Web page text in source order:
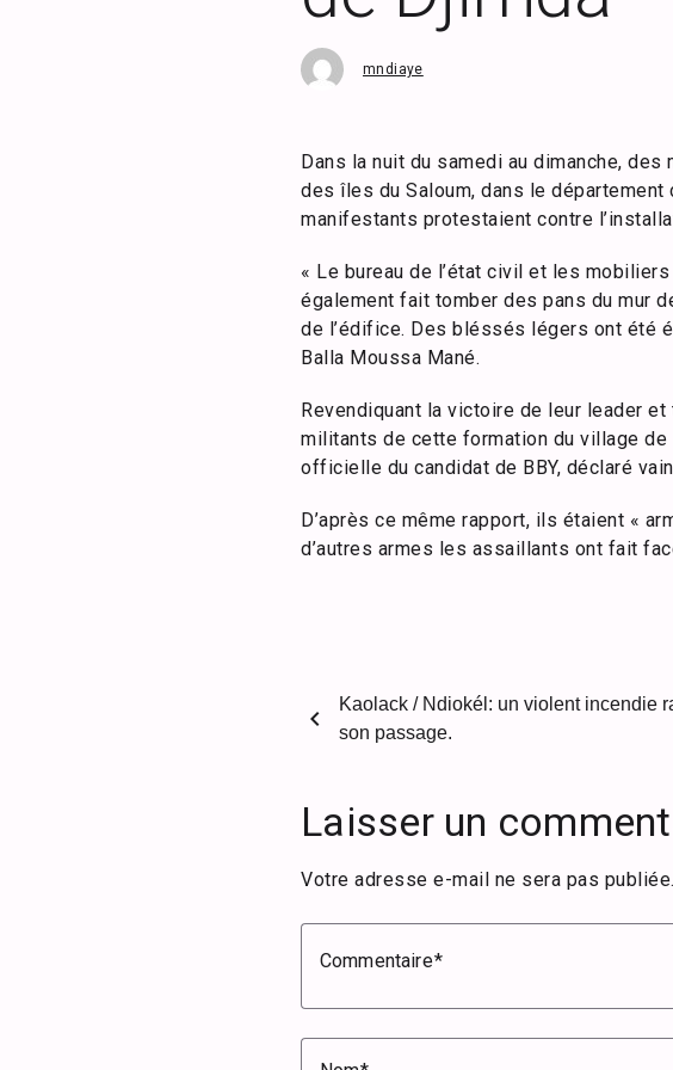
mndiaye
Dans la nuit du samedi au dimanche,
des îles du Saloum, dans le département
manifestants protestaient contre
« Le bureau de l’état civil et les
également fait tomber des pans du mur
de l’édifice. Des bléssés légers ont été
Balla Moussa Mané.
Revendiquant la victoire de leur leader
militants de cette formation du village
officielle du candidat de BBY, déclaré
D’après ce même rapport, ils étaient «
d’autres armes les assaillants ont fait
chevron_left
Kaolack / Ndiokél: un violent incendie
son passage.
Laisser un
Votre adresse e-mail ne sera pas publiée.
Commentaire